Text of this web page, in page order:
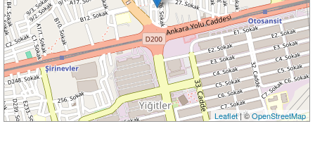
Leaflet| ©OpenStreetMap